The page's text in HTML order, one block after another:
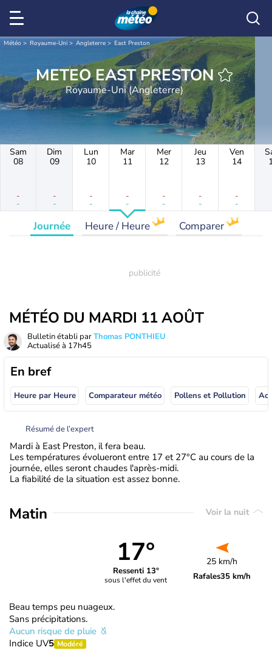
Météo Royaume-Uni Angleterre East Preston
METEO EAST PRESTON
Royaume-Uni (Angleterre)
Sam
08
-
-
Dim
09
-
-
Lun
10
-
-
Mar
11
-
-
Mer
12
-
-
Jeu
13
-
-
Ven
14
-
-
Journée Heure / Heure Comparer
MÉTÉO DU MARDI 11 AOÛT
Bulletin établi parThomas PONTHIEU
Actualisé à 17h45
En bref
Heure par Heure Comparateur météo Pollens et Pollution
Résumé de l’expert
Mardi à East Preston, il fera beau.
Les températures évolueront entre 17 et 27°C au cours de la
journée, elles seront chaudes l'après-midi.
La fiabilité de la situation est assez bonne.
Matin Voir la nuit
17°
Ressenti 13°
sous l'effet du vent
25 km/h
Rafales35 km/h
Beau temps peu nuageux.
Sans précipitations.
Aucun risque de pluie
Indice UV5 Modéré